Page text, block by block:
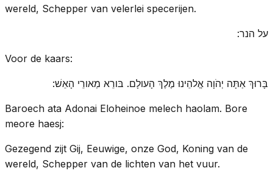
wereld, Schepper van velerlei specerijen.
על הנר:
Voor de kaars:
בָּרוּךְ אַתָּה יְהֹוָה אֱלהֵינוּ מֶלֶךְ הָעולָם. בּורֵא מְאורֵי הָאֵשׁ:
Baroech ata Adonai Eloheinoe melech haolam. Bore
meore haesj:
Gezegend zijt Gij, Eeuwige, onze God, Koning van de
wereld, Schepper van de lichten van het vuur.